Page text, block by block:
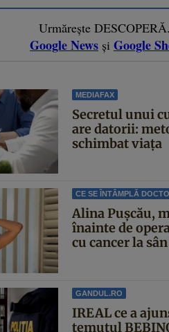
Urmărește
Google News și Google
MEDIAFAX
Secretul unui
are datorii:
schimbat viața
CE SE ÎNTÂMPLĂ
Alina Pușcău,
înainte de
cu cancer la
GANDUL.RO
IREAL ce a
temutul